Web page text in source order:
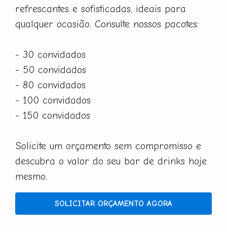
refrescantes e sofisticadas, ideais para
qualquer ocasião. Consulte nossos pacotes:
- 30 convidados
- 50 convidados
- 80 convidados
- 100 convidados
- 150 convidados
Solicite um orçamento sem compromisso e
descubra o valor do seu bar de drinks hoje
mesmo.
SOLICITAR ORÇAMENTO AGORA